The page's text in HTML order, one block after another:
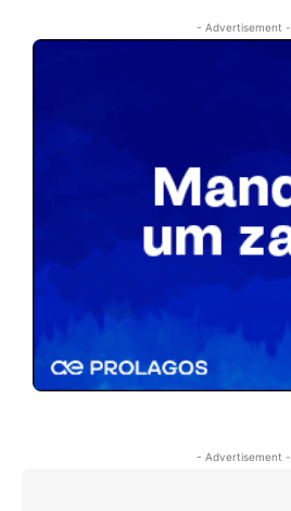
- Advertisement -
- Advertisement -